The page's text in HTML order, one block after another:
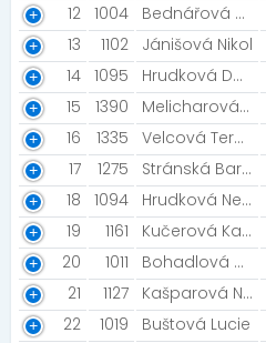
12 1004 Bednářová Adéla
13
1102 Jánišová Nikol
14 1095 Hrudková Daniela
15
1390 Melicharová Sára
16
1335 Velcová Tereza [Decathlon Hradec Králové]
17
1275 Stránská Barbora [Rozběháme Pardubice]
18
1094 Hrudková Nela
19
1161 Kučerová Kateřina
20
1011 Bohadlová Barbora [Košťata]
21
1127 Kašparová Natálie
22
1019 Buštová Lucie